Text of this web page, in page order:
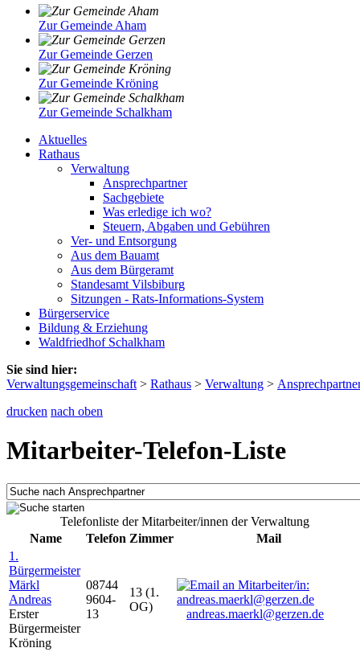
Zur Gemeinde Aham
Zur Gemeinde Gerzen
Zur Gemeinde Kröning
Zur Gemeinde Schalkham
Aktuelles
Rathaus
Verwaltung
Ansprechpartner
Sachgebiete
Was erledige ich wo?
Steuern, Abgaben und Gebühren
Ver- und Entsorgung
Aus dem Bauamt
Aus dem Bürgeramt
Standesamt Vilsbiburg
Sitzungen - Rats-Informations-System
Bürgerservice
Bildung & Erziehung
Waldfriedhof Schalkham
Sie sind hier:
Verwaltungsgemeinschaft > Rathaus > Verwaltung >
drucken nach oben
Mitarbeiter-Telefon-Liste
Telefonliste der Mitarbeiter/innen der Verwaltung
Name
Telefon Zimmer
Mail
1.
Bürgermeister
Märkl
Andreas
Erster
Bürgermeister
Kröning
08744
9604-
13
13 (1.
OG)
andreas.maerkl@gerzen.de